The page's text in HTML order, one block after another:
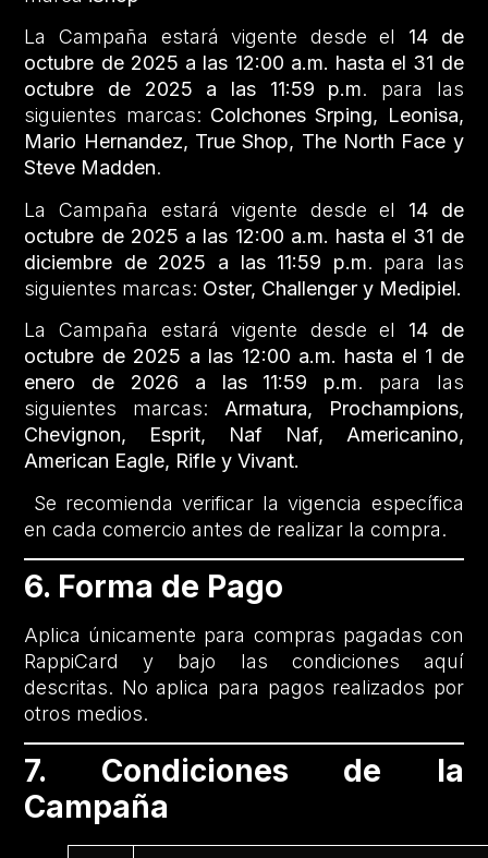
La Campaña estará vigente desde el
14 de
octubre de 2025 a las 12:00 a.m. hasta el 31 de
octubre de 2025 a las 11:59 p.m. para las
siguientes marcas: Colchones Srping, Leonisa,
Mario Hernandez, True Shop, The North Face y
Steve Madden.
La Campaña estará vigente desde el
14 de
octubre de 2025 a las 12:00 a.m. hasta el 31 de
diciembre de 2025 a las 11:59 p.m. para las
siguientes marcas: Oster, Challenger y Medipiel.
La Campaña estará vigente desde el
14 de
octubre de 2025 a las 12:00 a.m. hasta el 1 de
enero de 2026 a las 11:59 p.m. para las
siguientes marcas: Armatura, Prochampions,
Chevignon, Esprit, Naf Naf, Americanino,
American Eagle, Rifle y Vivant.
Se recomienda verificar la vigencia específica
en cada comercio antes de realizar la compra.
6. Forma de Pago
Aplica únicamente para compras pagadas con
RappiCard y bajo las condiciones aquí
descritas. No aplica para pagos realizados por
otros medios.
7. Condiciones de la
Campaña